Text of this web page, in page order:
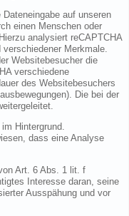
auf unseren
einen Menschen oder
analysiert reCAPTCHA
Merkmale.
Websitebesucher die
verschiedene
des Websitebesuchers
Die bei der
Hintergrund.
dass eine Analyse
Art. 6 Abs. 1 lit. f
Interesse daran, seine
Ausspähung und vor